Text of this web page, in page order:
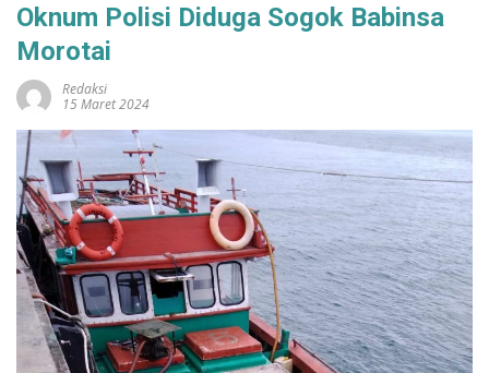
Oknum Polisi Diduga Sogok Babinsa
Morotai
Redaksi
15 Maret 2024